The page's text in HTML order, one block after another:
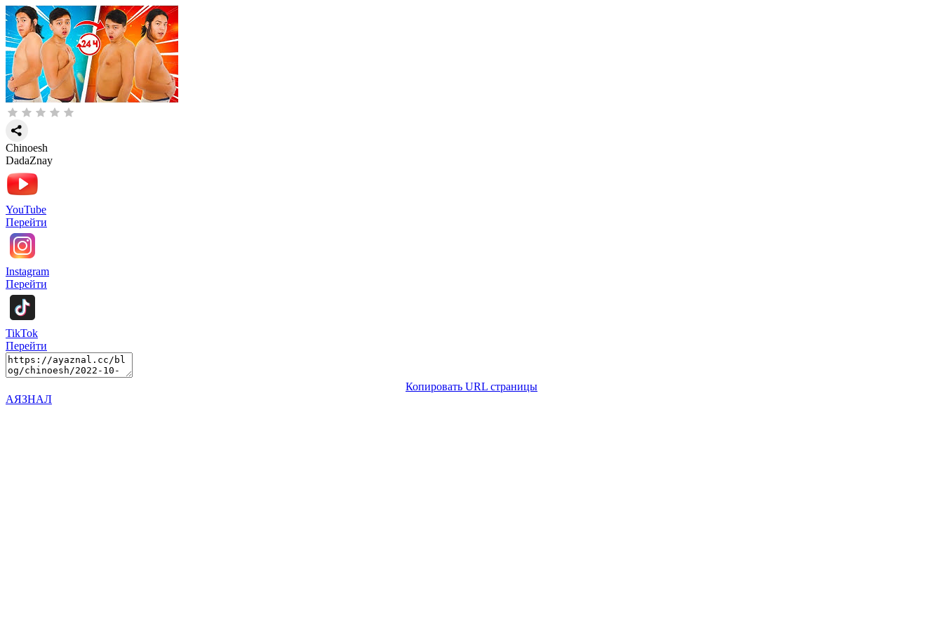
Chinoesh
DadaZnay
YouTube
Перейти
Instagram
Перейти
TikTok
Перейти
Копировать URL страницы
АЯЗНАЛ